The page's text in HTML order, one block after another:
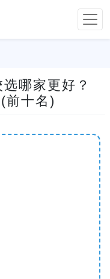
哪家更好？
前十名)